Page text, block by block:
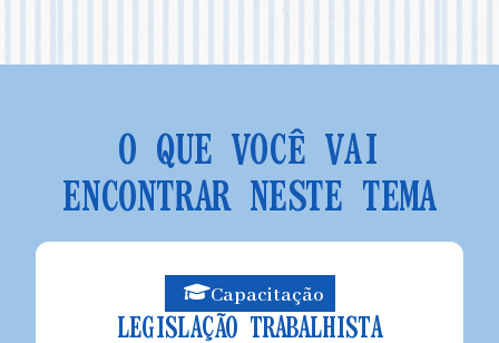
O QUE VOCÊ VAI
ENCONTRAR NESTE TEMA
Capacitação
LEGISLAÇÃO TRABALHISTA